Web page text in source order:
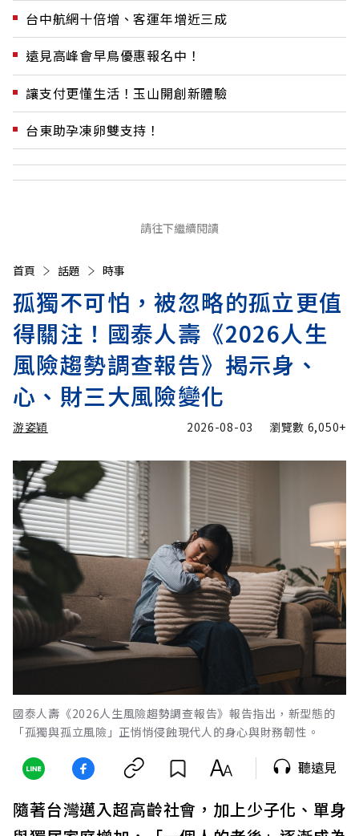
台中航網十倍增、客運年增近三成
遠見高峰會早鳥優惠報名中！
讓支付更懂生活！玉山開創新體驗
台東助孕凍卵雙支持！
請往下繼續閱讀
首頁 話題 時事
孤獨不可怕，被忽略的孤立更值
得關注！國泰人壽《2026人生
風險趨勢調查報告》揭示身、
心、財三大風險變化
游姿穎 2026-08-03 瀏覽數 6,050+
國泰人壽《2026人生風險趨勢調查報告》報告指出，新型態的
「孤獨與孤立風險」正悄悄侵蝕現代人的身心與財務韌性。
聽遠見
隨著台灣邁入超高齡社會，加上少子化、單身